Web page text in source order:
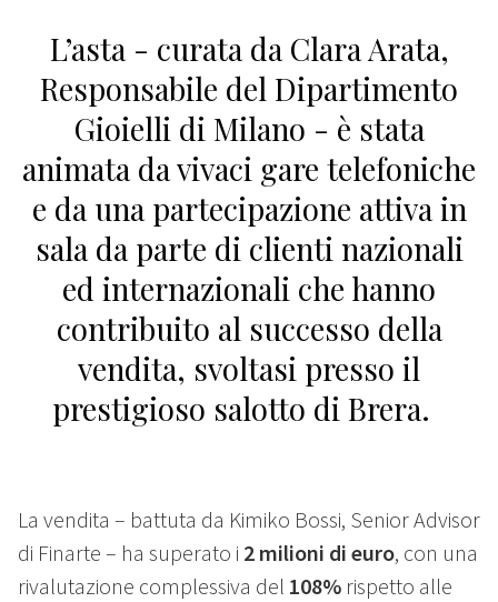
L’asta - curata da Clara Arata,
Responsabile del Dipartimento
Gioielli di Milano - è stata
animata da vivaci gare telefoniche
e da una partecipazione attiva in
sala da parte di clienti nazionali
ed internazionali che hanno
contribuito al successo della
vendita, svoltasi presso il
prestigioso salotto di Brera.
La vendita – battuta da Kimiko Bossi, Senior Advisor
di Finarte – ha superato i 2 milioni di euro, con una
rivalutazione complessiva del 108% rispetto alle